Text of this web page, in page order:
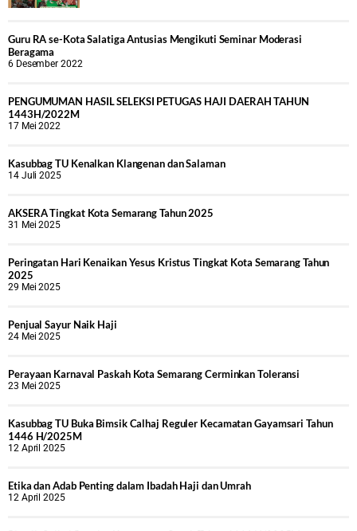
Guru RA se-Kota Salatiga Antusias Mengikuti Seminar Moderasi
Beragama
6 Desember 2022
PENGUMUMAN HASIL SELEKSI PETUGAS HAJI DAERAH TAHUN
1443H/2022M
17 Mei 2022
Kasubbag TU Kenalkan Klangenan dan Salaman
14 Juli 2025
AKSERA Tingkat Kota Semarang Tahun 2025
31 Mei 2025
Peringatan Hari Kenaikan Yesus Kristus Tingkat Kota Semarang Tahun
2025
29 Mei 2025
Penjual Sayur Naik Haji
24 Mei 2025
Perayaan Karnaval Paskah Kota Semarang Cerminkan Toleransi
23 Mei 2025
Kasubbag TU Buka Bimsik Calhaj Reguler Kecamatan Gayamsari Tahun
1446 H/2025M
12 April 2025
Etika dan Adab Penting dalam Ibadah Haji dan Umrah
12 April 2025